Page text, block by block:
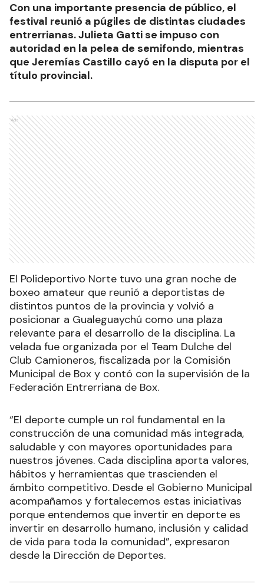
Con una importante presencia de público, el
festival reunió a púgiles de distintas ciudades
entrerrianas. Julieta Gatti se impuso con
autoridad en la pelea de semifondo, mientras
que Jeremías Castillo cayó en la disputa por el
título provincial.
Ads
El Polideportivo Norte tuvo una gran noche de
boxeo amateur que reunió a deportistas de
distintos puntos de la provincia y volvió a
posicionar a Gualeguaychú como una plaza
relevante para el desarrollo de la disciplina. La
velada fue organizada por el Team Dulche del
Club Camioneros, fiscalizada por la Comisión
Municipal de Box y contó con la supervisión de la
Federación Entrerriana de Box.
“El deporte cumple un rol fundamental en la
construcción de una comunidad más integrada,
saludable y con mayores oportunidades para
nuestros jóvenes. Cada disciplina aporta valores,
hábitos y herramientas que trascienden el
ámbito competitivo. Desde el Gobierno Municipal
acompañamos y fortalecemos estas iniciativas
porque entendemos que invertir en deporte es
invertir en desarrollo humano, inclusión y calidad
de vida para toda la comunidad”, expresaron
desde la Dirección de Deportes.